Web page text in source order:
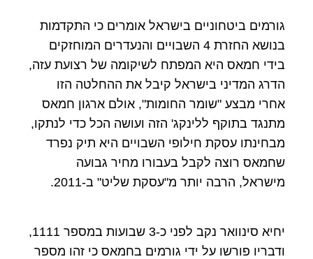
גורמים ביטחוניים בישראל אומרים כי התקדמות
בנושא החזרת 4 השבויים והנעדרים המוחזקים
בידי חמאס היא המפתח לשיקומה של רצועת עזה,
הדרג המדיני בישראל קיבל את ההחלטה הזו
אחרי מבצע "שומר החומות", אולם ארגון חמאס
מתנגד בתוקף ללינקג' הזה ועושה הכל כדי לנתקו,
מבחינתו עסקת חילופי השבויים היא תיק נפרד
שחמאס רוצה לקבל בעבורו מחיר גבועה
מישראל, הרבה יותר מ"עסקת שליט" ב-2011.
יחיא סינוואר נקב לפני כ-3 שבועות במספר 1111,
ודבריו פורשו על ידי גורמים בחמאס כי זהו מספר